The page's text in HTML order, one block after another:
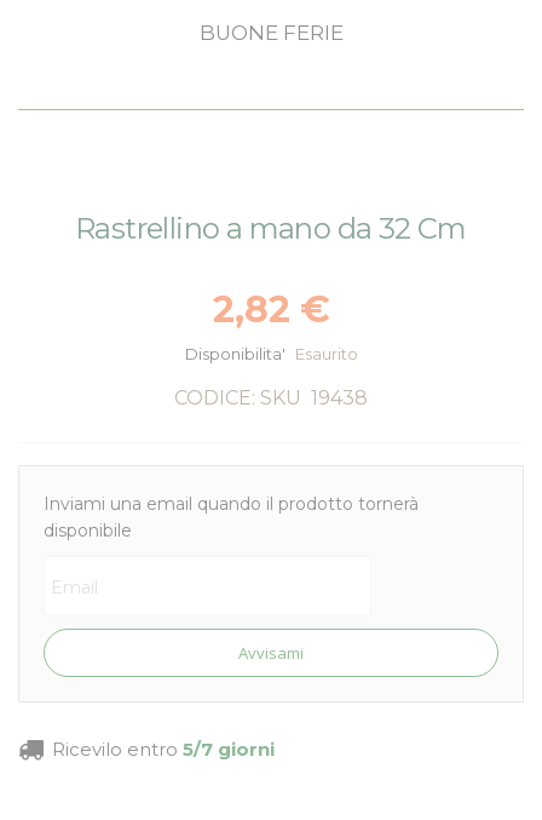
BUONE FERIE
all'inizioRastrellino a mano da 32 Cm
2,82 €
Disponibilita' Esaurito
CODICE: SKU 19438
Inviami una email quando il prodotto tornerà
disponibile
Avvisami
Ricevilo entro 5/7 giorni